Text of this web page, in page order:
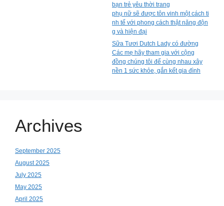
bạn trẻ yêu thời trang
phụ nữ sẽ được tôn vinh một cách ti
nh tế với phong cách thật năng độn
g và hiện đại
Sữa Tươi Dutch Lady có đường
Các mẹ hãy tham gia với cộng
đồng chúng tôi để cùng nhau xây
nền 1 sức khỏe, gắn kết gia đình
Archives
September 2025
August 2025
July 2025
May 2025
April 2025